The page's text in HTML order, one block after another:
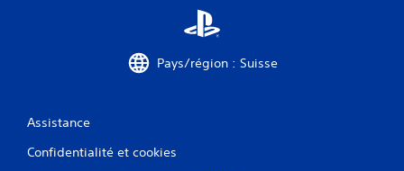
Pays/région : Suisse
Assistance
Confidentialité et cookies